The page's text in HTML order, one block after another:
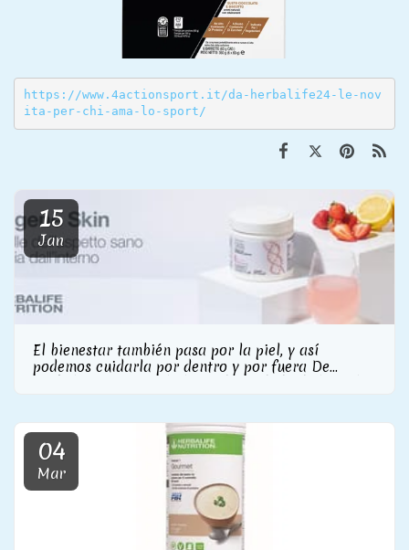
https://www.4actionsport.it/da-herbalife24-le-nov
ita-per-chi-ama-lo-sport/
15
Jan
El bienestar también pasa por la piel, y así
podemos cuidarla por dentro y por fuera De
04
Mar